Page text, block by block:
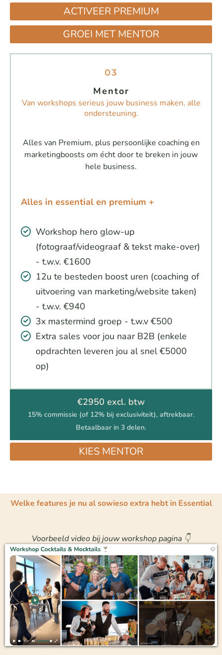
ACTIVEER PREMIUM
GROEI MET MENTOR
03
Mentor
Van workshops serieus jouw business maken, alle
ondersteuning.
Alles van Premium, plus persoonlijke coaching en
marketingboosts om écht door te breken in jouw
hele business.
Alles in essential en premium +
Workshop hero glow-up
(fotograaf/videograaf & tekst make-over)
- t.w.v. €1600
12u te besteden boost uren (coaching of
uitvoering van marketing/website taken)
- t.w.v. €940
3x mastermind groep - t.w.v €500
Extra sales voor jou naar B2B (enkele
opdrachten leveren jou al snel €5000
op)
€2950 excl. btw
15% commissie (of 12% bij exclusiviteit), aftrekbaar.
Betaalbaar in 3 delen.
KIES MENTOR
Welke features je nu al sowieso extra hebt in Essential
Voorbeeld video bij jouw workshop pagina 👇